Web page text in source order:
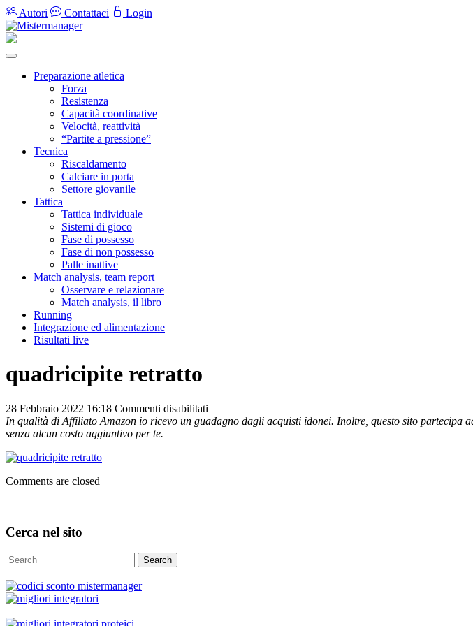
Autori Contattaci Login
Preparazione atletica
Forza
Resistenza
Capacità coordinative
Velocità, reattività
“Partite a pressione”
Tecnica
Riscaldamento
Calciare in porta
Settore giovanile
Tattica
Tattica individuale
Sistemi di gioco
Fase di possesso
Fase di non possesso
Palle inattive
Match analysis, team report
Osservare e relazionare
Match analysis, il libro
Running
Integrazione ed alimentazione
Risultati live
quadricipite retratto
28 Febbraio 2022 16:18 Commenti disabilitati
quadricipite
In qualità di Affiliato Amazon io ricevo un guadagno dagli acquisti idonei. Inoltre, questo sito
senza alcun costo aggiuntivo per te.
Comments are closed
Cerca nel sito
Search